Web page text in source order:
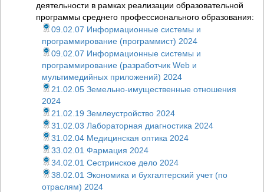
деятельности в рамках реализации образовательной
программы среднего профессионального образования:
09.02.07 Информационные системы и
программирование (программист) 2024
09.02.07 Информационные системы и
программирование (разработчик Web и
мультимедийных приложений) 2024
21.02.05 Земельно-имущественные отношения
2024
21.02.19 Землеустройство 2024
31.02.03 Лабораторная диагностика 2024
31.02.04 Медицинская оптика 2024
33.02.01 Фармация 2024
34.02.01 Сестринское дело 2024
38.02.01 Экономика и бухгалтерский учет (по
отраслям) 2024